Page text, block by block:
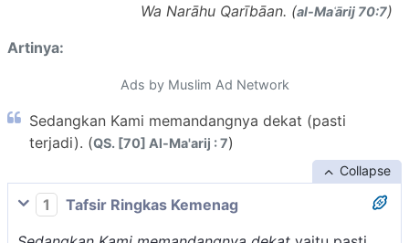
Wa Narāhu Qarībāan. (al-Maʿārij 70:7)
Artinya:
Ads by Muslim Ad Network
Sedangkan Kami memandangnya dekat (pasti
terjadi). (QS. [70] Al-Ma'arij : 7)
Collapse
1
Tafsir Ringkas Kemenag